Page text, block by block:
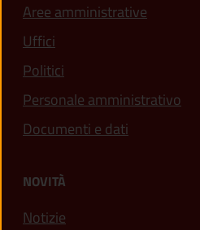
Aree amministrative
Uffici
Politici
Personale amministrativo
Documenti e dati
NOVITÀ
Notizie